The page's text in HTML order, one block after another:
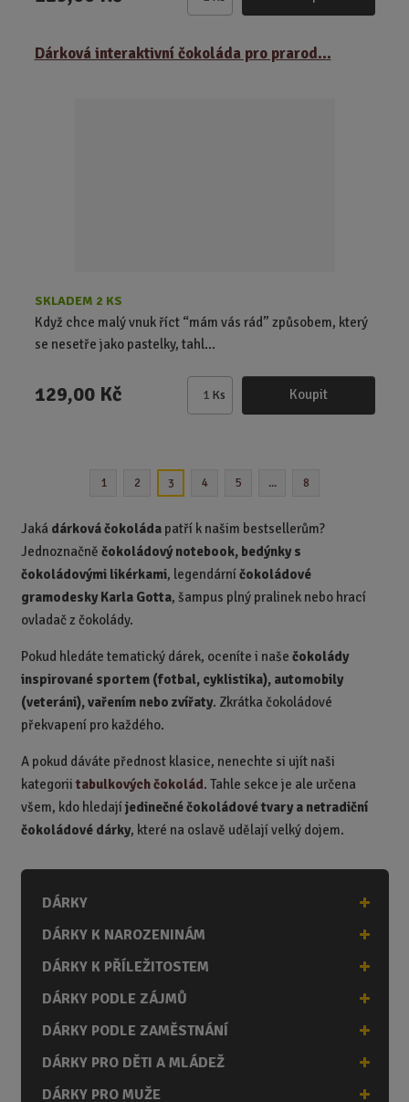
Z
ě
Dárková interaktivní čokoláda pro prarod...
SKLADEM 2 KS
Když chce malý vnuk říct “mám vás rád” způsobem, který
se nesetře jako pastelky, tahl...
129,00 Kč
Z
p
č
t
Ks Koupit
1 2 3 4 5 ... 8
Jaká dárková čokoládapatří k našim bestsellerům?
Jednoznačně čokoládový notebook, bedýnky s
čokoládovými likérkami, legendárníčokoládové
gramodesky Karla Gotta, šampus plný pralinek nebo hrací
ovladač z čokolády.
Pokud hledáte tematický dárek, oceníte i naše čokolády
inspirované sportem (fotbal, cyklistika), automobily
(veteráni), vařením nebo zvířaty. Zkrátka čokoládové
překvapení pro každého.
A pokud dáváte přednost klasice, nenechte si ujít naši
kategorii tabulkových čokolád. Tahle sekce je ale určena
všem, kdo hledajíjedinečné čokoládové tvary a netradiční
čokoládové dárky, které na oslavě udělají velký dojem.
DÁRKY
DÁRKY K NAROZENINÁM
DÁRKY K PŘÍLEŽITOSTEM
DÁRKY PODLE ZÁJMŮ
DÁRKY PODLE ZAMĚSTNÁNÍ
DÁRKY PRO DĚTI A MLÁDEŽ
DÁRKY PRO MUŽE